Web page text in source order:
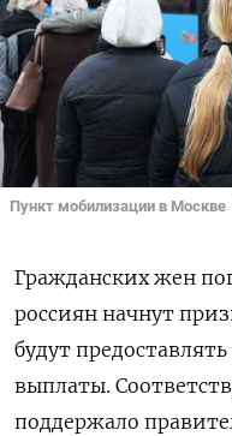
Пункт мобилизации в Москве
Гражданских жен
россиян начнут
будут
выплаты.
поддержало